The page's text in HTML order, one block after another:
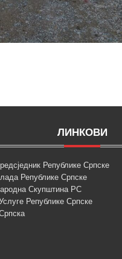
ЛИНКОВИ
Републике Српске
Републике Српске
Скупштина РС
Републике Српске